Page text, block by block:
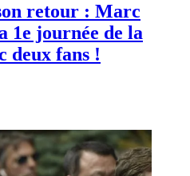
retour : Marc
1e journée de la
deux fans !